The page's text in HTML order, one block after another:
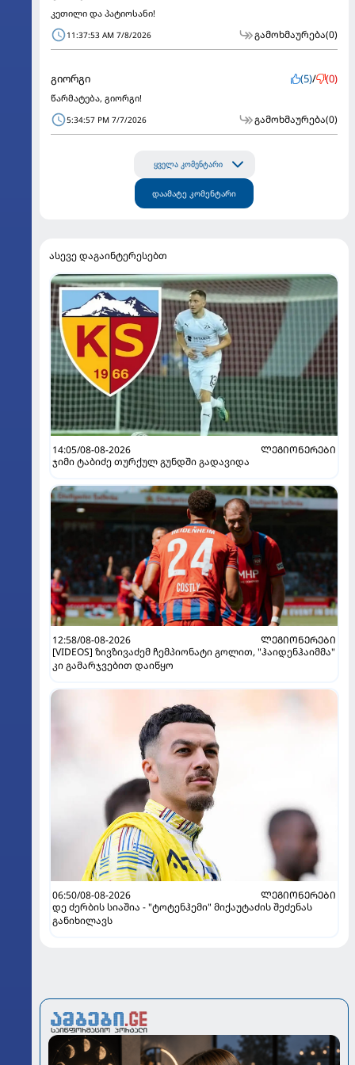
კეთილი და პატიოსანი!
11:37:53 AM 7/8/2026 გამოხმაურება(0)
გიორგი (5)/ (0)
წარმატება, გიორგი!
5:34:57 PM 7/7/2026 გამოხმაურება(0)
ყველა კომენტარი
დაამატე კომენტარი
ასევე დაგაინტერესებთ
14:05/08-08-2026
ᲚᲔᲒᲘᲝᲜᲔᲠᲔᲑᲘ
ჯიმი ტაბიძე თურქულ გუნდში გადავიდა
12:58/08-08-2026
ᲚᲔᲒᲘᲝᲜᲔᲠᲔᲑᲘ
[VIDEOS] ზივზივაძემ ჩემპიონატი გოლით, "ჰაიდენჰაიმმა"
კი გამარჯვებით დაიწყო
06:50/08-08-2026
ᲚᲔᲒᲘᲝᲜᲔᲠᲔᲑᲘ
დე ძერბის სიაშია - "ტოტენჰემი" მიქაუტაძის შეძენას
განიხილავს